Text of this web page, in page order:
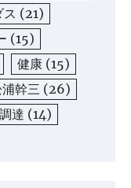
ス (21)
(15)
健康 (15)
幹三 (26)
達 (14)